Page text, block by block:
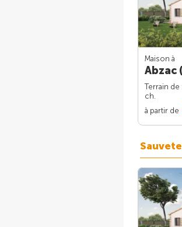
Maison à
Abzac
Terrain de
ch.
à partir de